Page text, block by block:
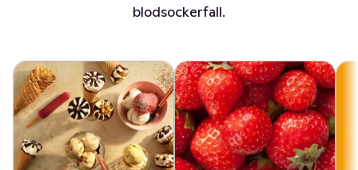
blodsockerfall.